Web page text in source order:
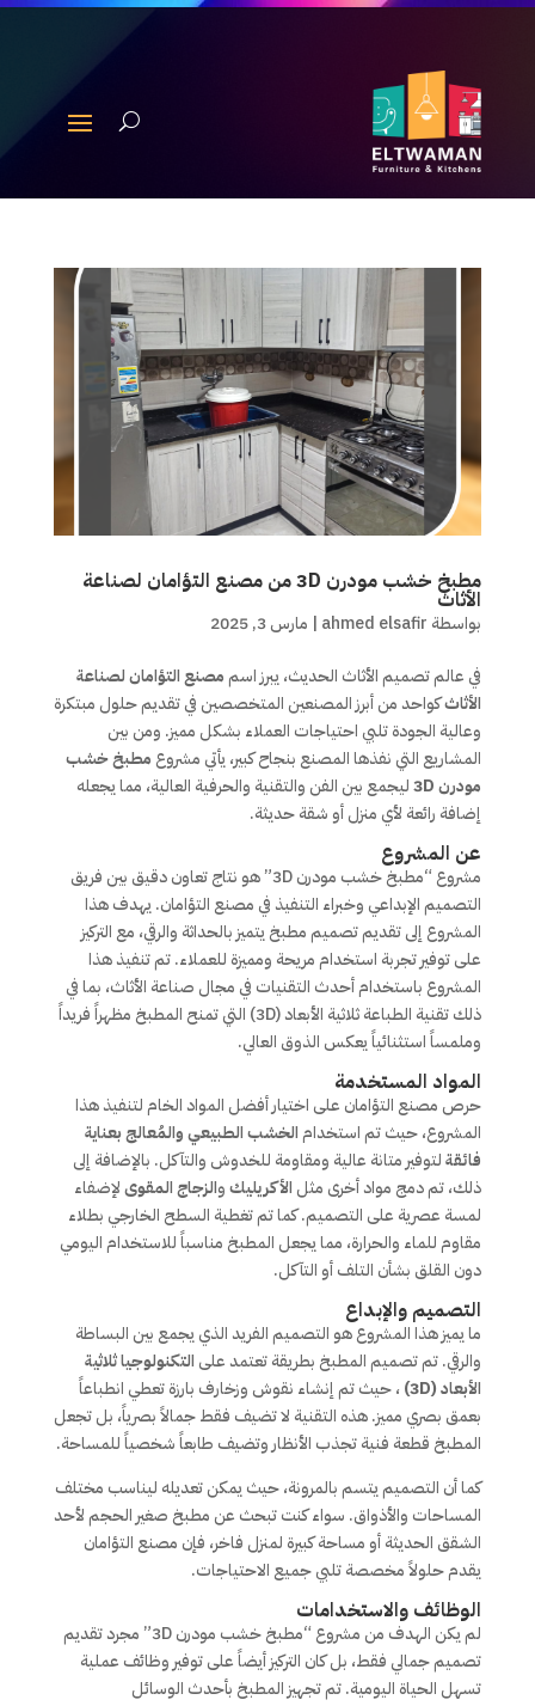
مطبخ خشب مودرن 3D من مصنع التؤامان لصناعة
الأثاث
بواسطة ahmed elsafir
| مارس 3, 2025
في عالم تصميم الأثاث الحديث، يبرز اسممصنع التؤامان لصناعة
الأثاثكواحد من أبرز المصنعين المتخصصين في تقديم حلول مبتكرة
وعالية الجودة تلبي احتياجات العملاء بشكل مميز. ومن بين
المشاريع التي نفذها المصنع بنجاح كبير، يأتي مشروع مطبخ خشب
مودرن 3D
ليجمع بين الفن والتقنية والحرفية العالية، مما يجعله
إضافة رائعة لأي منزل أو شقة حديثة.
عن المشروع
مشروع “مطبخ خشب مودرن 3D” هو نتاج تعاون دقيق بين فريق
التصميم الإبداعي وخبراء التنفيذ في مصنع التؤامان. يهدف هذا
المشروع إلى تقديم تصميم مطبخ يتميز بالحداثة والرقي، مع التركيز
على توفير تجربة استخدام مريحة ومميزة للعملاء. تم تنفيذ هذا
المشروع باستخدام أحدث التقنيات في مجال صناعة الأثاث، بما في
ذلك تقنية الطباعة ثلاثية الأبعاد (3D) التي تمنح المطبخ مظهراً فريداً
وملمساً استثنائياً يعكس الذوق العالي.
المواد المستخدمة
حرص مصنع التؤامان على اختيار أفضل المواد الخام لتنفيذ هذا
المشروع، حيث تم استخدامالخشب الطبيعي والمُعالج بعناية
فائقةلتوفير متانة عالية ومقاومة للخدوش والتآكل. بالإضافة إلى
ذلك، تم دمج مواد أخرى مثل الأكريليكوالزجاج المقوىلإضفاء
لمسة عصرية على التصميم. كما تم تغطية السطح الخارجي بطلاء
مقاوم للماء والحرارة، مما يجعل المطبخ مناسباً للاستخدام اليومي
دون القلق بشأن التلف أو التآكل.
التصميم والإبداع
ما يميز هذا المشروع هو التصميم الفريد الذي يجمع بين البساطة
والرقي. تم تصميم المطبخ بطريقة تعتمد على التكنولوجيا ثلاثية
الأبعاد (3D)
، حيث تم إنشاء نقوش وزخارف بارزة تعطي انطباعاً
بعمق بصري مميز. هذه التقنية لا تضيف فقط جمالاً بصرياً، بل تجعل
المطبخ قطعة فنية تجذب الأنظار وتضيف طابعاً شخصياً للمساحة.
كما أن التصميم يتسم بالمرونة، حيث يمكن تعديله ليناسب مختلف
المساحات والأذواق. سواء كنت تبحث عن مطبخ صغير الحجم لأحد
الشقق الحديثة أو مساحة كبيرة لمنزل فاخر، فإن مصنع التؤامان
يقدم حلولاً مخصصة تلبي جميع الاحتياجات.
الوظائف والاستخدامات
لم يكن الهدف من مشروع “مطبخ خشب مودرن 3D” مجرد تقديم
تصميم جمالي فقط، بل كان التركيز أيضاً على توفير وظائف عملية
تسهل الحياة اليومية. تم تجهيز المطبخ بأحدث الوسائل